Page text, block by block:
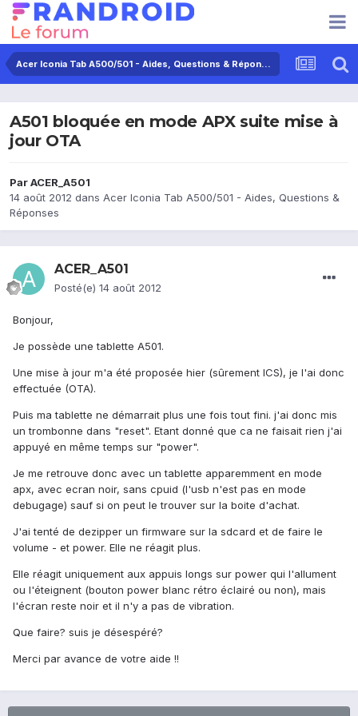
Acer Iconia Tab A500/501 - Aides, Questions & Réponses
A501 bloquée en mode APX suite mise à
jour OTA
ParACER_A501
14 août 2012 dans Acer Iconia Tab A500/501 - Aides, Questions &
Réponses
ACER_A501
Posté(e) 14 août 2012
Bonjour,
Je possède une tablette A501.
Une mise à jour m'a été proposée hier (sûrement ICS), je l'ai donc
effectuée (OTA).
Puis ma tablette ne démarrait plus une fois tout fini. j'ai donc mis
un trombonne dans "reset". Etant donné que ca ne faisait rien j'ai
appuyé en même temps sur "power".
Je me retrouve donc avec un tablette apparemment en mode
apx, avec ecran noir, sans cpuid (l'usb n'est pas en mode
debugage) sauf si on peut le trouver sur la boite d'achat.
J'ai tenté de dezipper un firmware sur la sdcard et de faire le
volume - et power. Elle ne réagit plus.
Elle réagit uniquement aux appuis longs sur power qui l'allument
ou l'éteignent (bouton power blanc rétro éclairé ou non), mais
l'écran reste noir et il n'y a pas de vibration.
Que faire? suis je désespéré?
Merci par avance de votre aide !!